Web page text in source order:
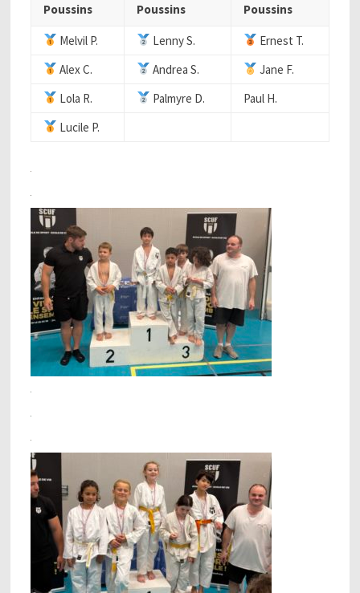
Poussins Poussins Poussins
Melvil P. Lenny S.
Ernest T.
Alex C.
Andrea S.
Jane F.
Lola R.
Palmyre D.
Paul H.
Lucile P.